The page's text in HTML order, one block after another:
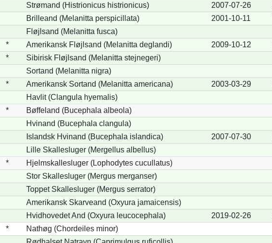
Strømand (Histrionicus histrionicus) 2007-07-26
Brilleand (Melanitta perspicillata) 2001-10-11
Fløjlsand (Melanitta fusca)
* Amerikansk Fløjlsand (Melanitta deglandi) 2009-10-12
*
Sibirisk Fløjlsand (Melanitta stejnegeri)
Sortand (Melanitta nigra)
* Amerikansk Sortand (Melanitta americana) 2003-03-29
Havlit (Clangula hyemalis)
*
Bøffeland (Bucephala albeola)
Hvinand (Bucephala clangula)
Islandsk Hvinand (Bucephala islandica) 2007-07-30
Lille Skallesluger (Mergellus albellus)
*
Hjelmskallesluger (Lophodytes cucullatus)
Stor Skallesluger (Mergus merganser)
Toppet Skallesluger (Mergus serrator)
Amerikansk Skarveand (Oxyura jamaicensis)
Hvidhovedet And (Oxyura leucocephala) 2019-02-26
*
Nathøg (Chordeiles minor)